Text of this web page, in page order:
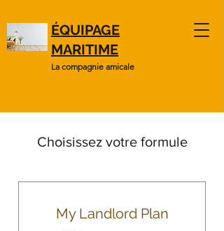
ÉQUIPAGE
MARITIME
La compagnie amicale
Choisissez votre formule
My Landlord Plan